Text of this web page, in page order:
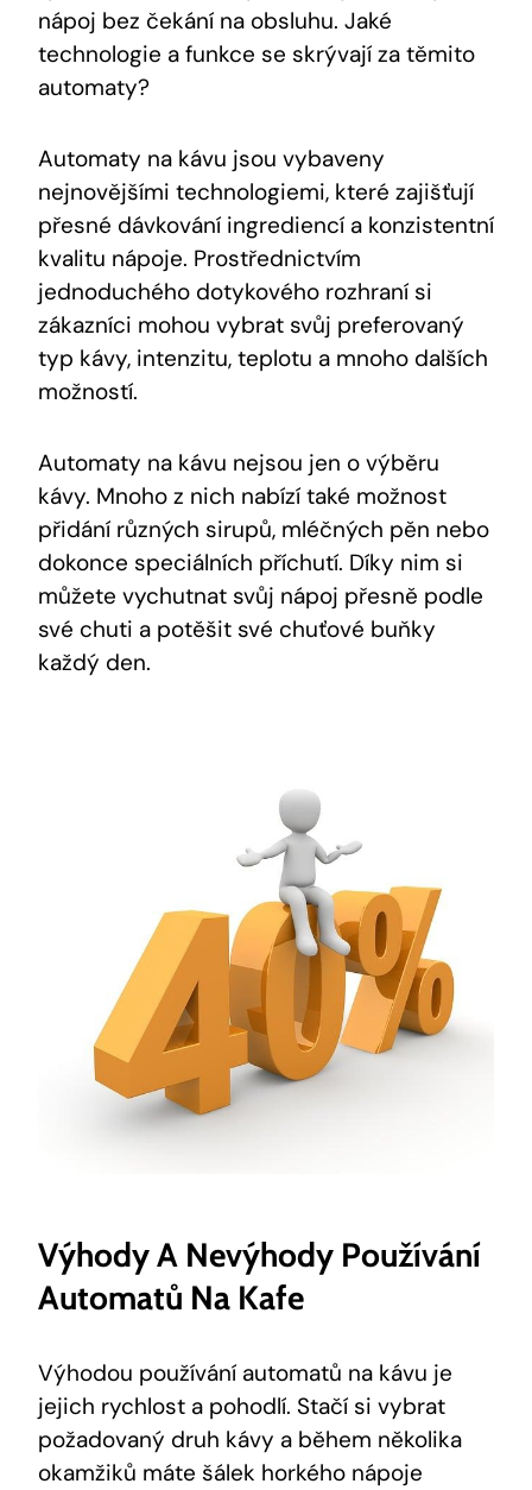
nápoj bez čekání na⁣ obsluhu. Jaké
technologie a funkce se skrývají za těmito
automaty?
Automaty na ‌kávu jsou vybaveny
nejnovějšími technologiemi, které⁤ zajišťují
přesné⁣ dávkování ingrediencí a konzistentní
kvalitu nápoje. Prostřednictvím
jednoduchého dotykového rozhraní si
zákazníci mohou vybrat ⁤svůj preferovaný
typ kávy, intenzitu, teplotu a mnoho ‌dalších⁢
možností.
Automaty na kávu nejsou jen o výběru
kávy. Mnoho z nich nabízí také⁢ možnost
přidání různých sirupů,‌ mléčných pěn nebo
dokonce speciálních příchutí. Díky nim ⁤si⁣
můžete vychutnat svůj nápoj ⁢přesně podle
⁢své chuti a potěšit své chuťové ⁢buňky
každý den.
Výhody ​a Nevýhody⁤ Používání ​
Automatů Na⁢ Kafe
Výhodou používání automatů ⁣na kávu je
‍jejich rychlost a pohodlí. Stačí si vybrat
požadovaný druh kávy a během několika
okamžiků máte šálek horkého nápoje⁣